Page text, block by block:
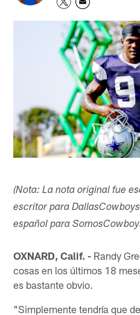
(Nota: La nota original fue
escritor para
español para
OXNARD, Calif. - Randy
cosas en los últimos 18
es bastante obvio.
"Simplemente tendría que